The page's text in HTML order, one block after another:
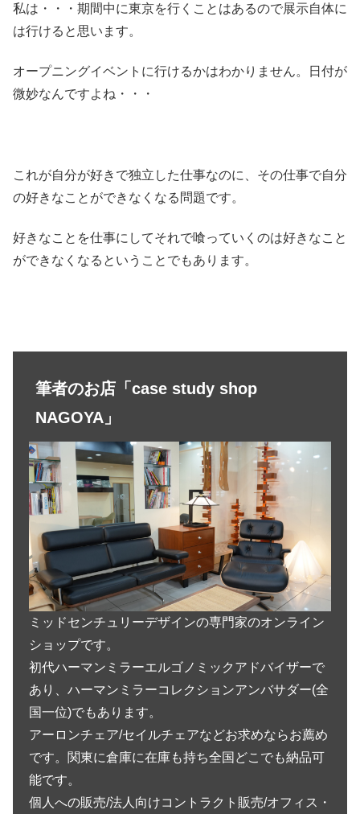
私は・・・期間中に東京を行くことはあるので展示自体に
は行けると思います。
オープニングイベントに行けるかはわかりません。日付が
微妙なんですよね・・・
これが自分が好きで独立した仕事なのに、その仕事で自分
の好きなことができなくなる問題です。
好きなことを仕事にしてそれで喰っていくのは好きなこと
ができなくなるということでもあります。
筆者のお店「case study shop
NAGOYA」
ミッドセンチュリーデザインの専門家のオンライン
ショップです。
初代ハーマンミラーエルゴノミックアドバイザーで
あり、ハーマンミラーコレクションアンバサダー(全
国一位)でもあります。
アーロンチェア/セイルチェアなどお求めならお薦め
です。関東に倉庫に在庫も持ち全国どこでも納品可
能です。
個人への販売/法人向けコントラクト販売/オフィス・